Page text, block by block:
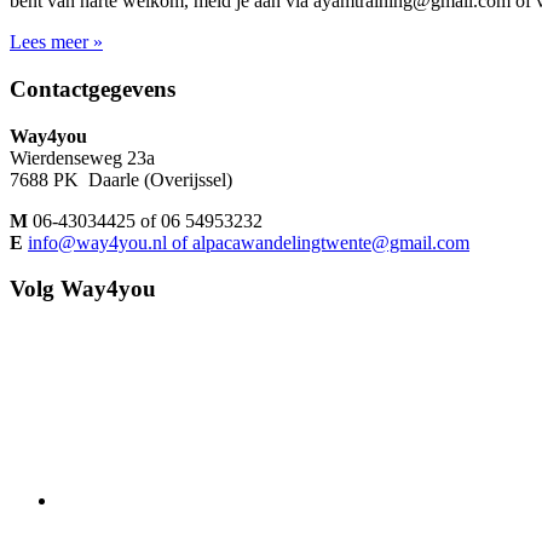
Lees meer »
Footer
Contactgegevens
Way4you
Wierdenseweg 23a
7688 PK Daarle (Overijssel)
M 06-43034425 of 06 54953232
E info@way4you.nl of alpacawandelingtwente@gmail.com
Volg Way4you